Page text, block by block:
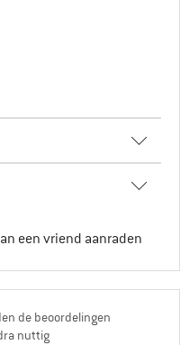
een vriend aanraden
de beoordelingen
nuttig